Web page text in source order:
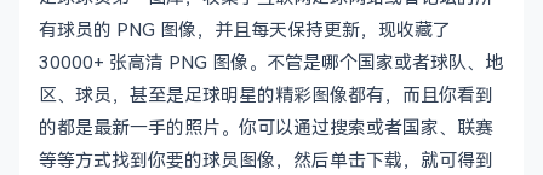
有球员的 PNG 图像，并且每天保持更新，现收藏了
30000+ 张高清 PNG 图像。不管是哪个国家或者球队、地
区、球员，甚至是足球明星的精彩图像都有，而且你看到
的都是最新一手的照片。你可以通过搜索或者国家、联赛
等等方式找到你要的球员图像，然后单击下载，就可得到